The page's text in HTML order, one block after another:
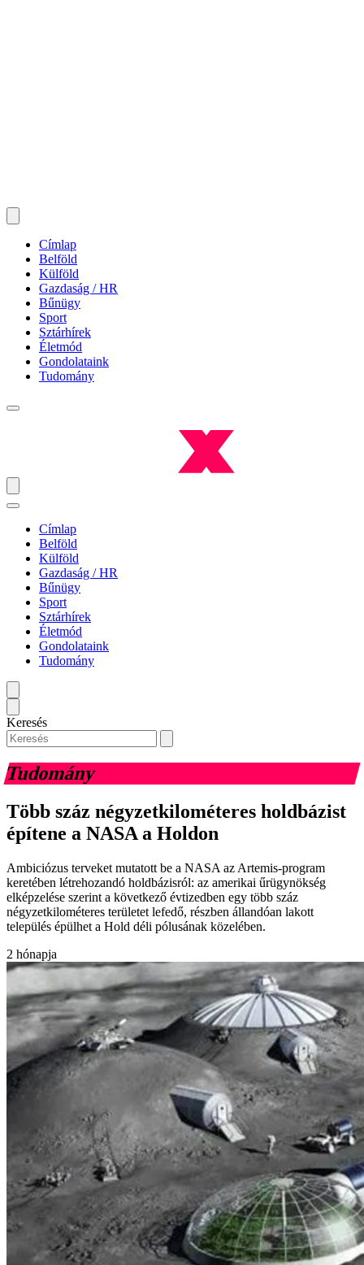
Címlap
Belföld
Külföld
Gazdaság / HR
Bűnügy
Sport
Sztárhírek
Életmód
Gondolataink
Tudomány
Címlap
Belföld
Külföld
Gazdaság / HR
Bűnügy
Sport
Sztárhírek
Életmód
Gondolataink
Tudomány
Keresés
Tudomány
Több száz négyzetkilométeres holdbázist
építene a NASA a Holdon
Ambiciózus terveket mutatott be a NASA az Artemis-program
keretében létrehozandó holdbázisról: az amerikai űrügynökség
elképzelése szerint a következő évtizedben egy több száz
négyzetkilométeres területet lefedő, részben állandóan lakott
település épülhet a Hold déli pólusának közelében.
2 hónapja